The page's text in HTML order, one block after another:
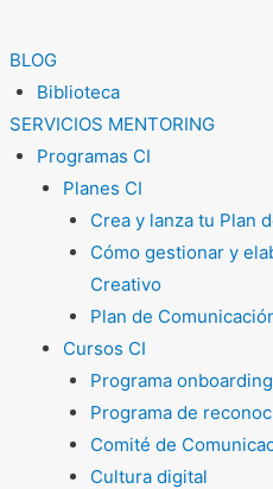
BLOG
Biblioteca
SERVICIOS MENTORING
Programas CI
Planes CI
Crea y lanza tu Plan
Cómo gestionar y
Creativo
Plan de
Cursos CI
Programa onboarding
Programa de
Comité de
Cultura digital